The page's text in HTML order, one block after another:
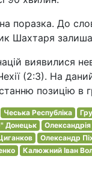
поразка. До
Шахтаря
виявилися
(2:3). На
позицію в
Чеська Республіка
Донецьк Олександрія
Олександр
Калюжний Іван